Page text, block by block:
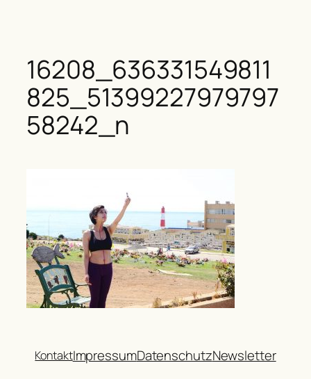
16208_636331549811
825_51399227979797
58242_n
KontaktImpressumDatenschutzNewsletter